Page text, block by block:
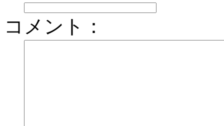
コメント：